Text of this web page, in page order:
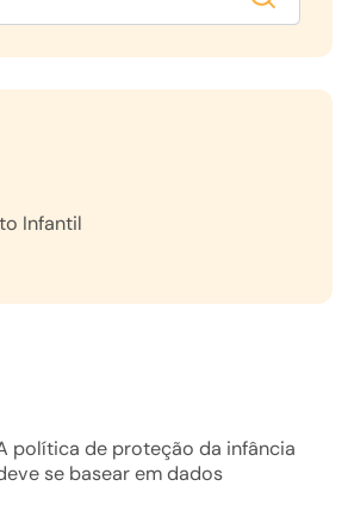
Infantil
política de proteção da infância
se basear em dados